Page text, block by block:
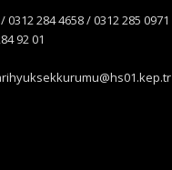
0312 284 4658 / 0312 285 0971
92 01